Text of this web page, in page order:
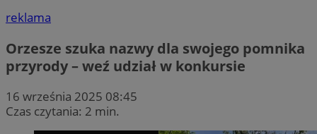
reklama
Orzesze szuka nazwy dla swojego pomnika
przyrody – weź udział w konkursie
16 września 2025 08:45
Czas czytania: 2 min.